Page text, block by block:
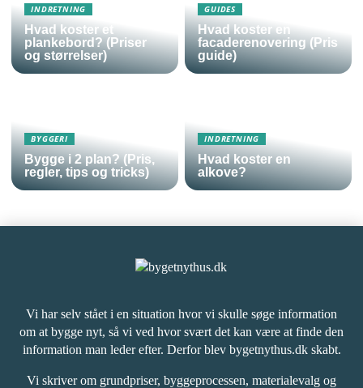
INDRETNING
Hvad koster et
plankebord? (Priser
og størrelser)
GUIDES
Hvad koster en
facaderenovering (Pris
guide)
BYGGERI
Bygge i 2 plan? (Pris,
regler, tips og tricks)
INDRETNING
Hvad koster en
alkove?
Vi har selv stået i en situation hvor vi skulle søge information
om at bygge nyt, så vi ved hvor svært det kan være at finde den
information man leder efter. Derfor blev bygetnythus.dk skabt.
Vi skriver om grundpriser, byggeprocessen, materialevalg og